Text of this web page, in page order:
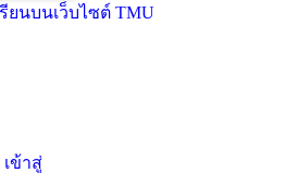
ยนบนเว็บไซต์ TMU
เข้าสู่